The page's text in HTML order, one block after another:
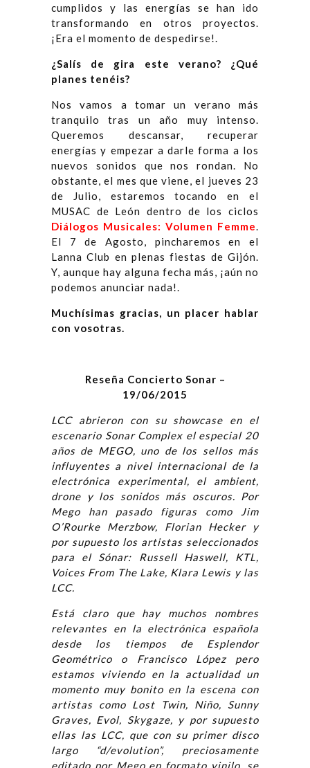
cumplidos y las energías se han ido
transformando en otros proyectos.
¡Era el momento de despedirse!.
¿Salís de gira este verano? ¿Qué
planes tenéis?
Nos vamos a tomar un verano más
tranquilo tras un año muy intenso.
Queremos descansar, recuperar
energías y empezar a darle forma a los
nuevos sonidos que nos rondan. No
obstante, el mes que viene, el jueves 23
de Julio, estaremos tocando en el
MUSAC de León dentro de los ciclos
Diálogos Musicales: Volumen Femme.
El 7 de Agosto, pincharemos en el
Lanna Club en plenas fiestas de Gijón.
Y, aunque hay alguna fecha más, ¡aún no
podemos anunciar nada!.
Muchísimas gracias, un placer hablar
con vosotras.
Reseña Concierto Sonar –
19/06/2015
LCC abrieron con su showcase en el
escenario Sonar Complex el especial 20
años de MEGO, uno de los sellos más
influyentes a nivel internacional de la
electrónica experimental, el ambient,
drone y los sonidos más oscuros. Por
Mego han pasado figuras como Jim
O’Rourke Merzbow, Florian Hecker y
por supuesto los artistas seleccionados
para el Sónar: Russell Haswell, KTL,
Voices From The Lake, Klara Lewis y las
LCC.
Está claro que hay muchos nombres
relevantes en la electrónica española
desde los tiempos de Esplendor
Geométrico o Francisco López pero
estamos viviendo en la actualidad un
momento muy bonito en la escena con
artistas como Lost Twin, Niño, Sunny
Graves, Evol, Skygaze, y por supuesto
ellas las LCC, que con su primer disco
largo “d/evolution”, preciosamente
editado por Mego en formato vinilo, se